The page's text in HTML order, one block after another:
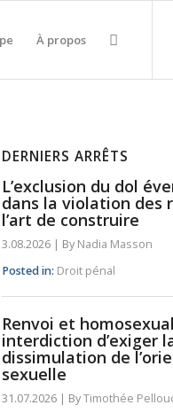
À propos
DERNIERS ARRÊTS
L’exclusion du dol
dans la violation des
l’art de construire
3.08.2026 | By Nadia Masson
Posted in: Droit pénal
Renvoi et
interdiction d’exiger
dissimulation de
sexuelle
31.07.2026 | ByTimothée